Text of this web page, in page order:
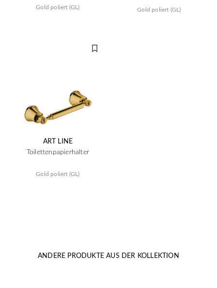
Gold poliert (GL) Gold poliert (GL)
ART LINE
Toilettenpapierhalter
Gold poliert (GL)
ANDERE PRODUKTE AUS DER KOLLEKTION